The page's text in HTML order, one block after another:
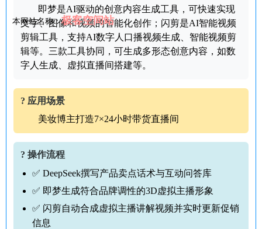
即梦是AI驱动的创意内容生成工具，可快速实现
文字、图像和视频的智能化创作；闪剪是AI智能视频
剪辑工具，支持AI数字人口播视频生成、智能视频剪
辑等。三款工具协同，可生成多形态创意内容，如数
字人生成、虚拟直播间搭建等。
? 应用场景
美妆博主打造7×24小时带货直播间
? 操作流程
✅ DeepSeek撰写产品卖点话术与互动问答库
✅ 即梦生成符合品牌调性的3D虚拟主播形象
✅ 闪剪自动合成虚拟主播讲解视频并实时更新促销
信息
本网站名称：极客空间站